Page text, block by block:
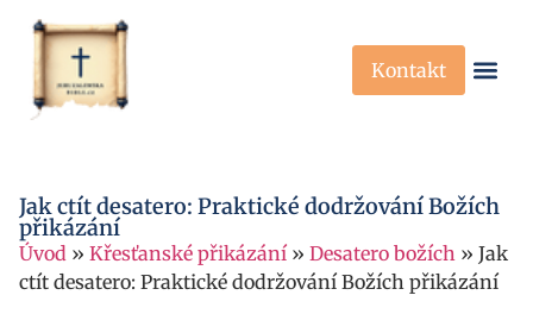
Kontakt
Jak ctít desatero: Praktické dodržování Božích
přikázání
Úvod » Křesťanské přikázání » Desatero božích » Jak
ctít desatero: Praktické dodržování Božích přikázání